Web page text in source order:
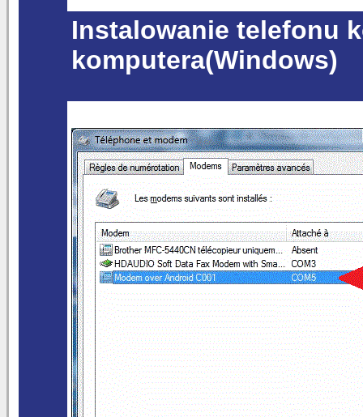
Instalowanie telefonu
komputera(Windows)